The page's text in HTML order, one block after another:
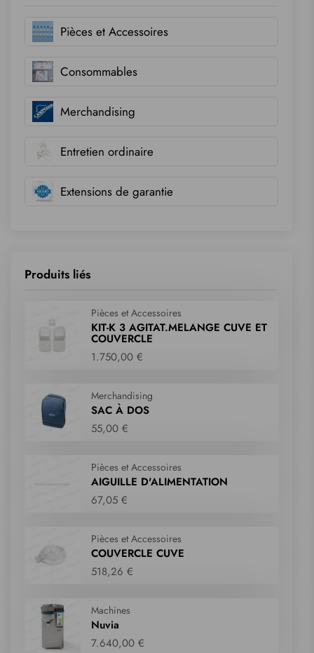
Pièces et Accessoires
Consommables
Merchandising
Entretien ordinaire
Extensions de garantie
Produits liés
Pièces et Accessoires
KIT-K 3 AGITAT.MELANGE CUVE ET
COUVERCLE
1.750,00 €
Merchandising
SAC À DOS
55,00 €
Pièces et Accessoires
AIGUILLE D'ALIMENTATION
67,05 €
Pièces et Accessoires
COUVERCLE CUVE
518,26 €
Machines
Nuvia
7.640,00 €